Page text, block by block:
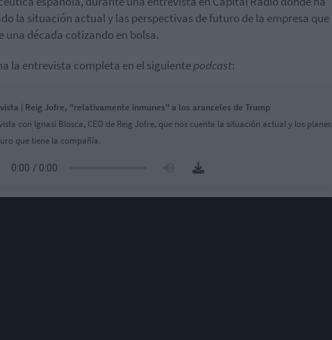
la situación actual y las perspectivas de futuro de la empresa que
una década cotizando en bolsa.
la entrevista completa en el siguientepodcast:
| Reig Jofre, "relativamente inmunes" a los aranceles de Trump
con Ignasi Biosca, CEO de Reig Jofre, que nos cuenta la situación actual y los planes
que tiene la compañía.